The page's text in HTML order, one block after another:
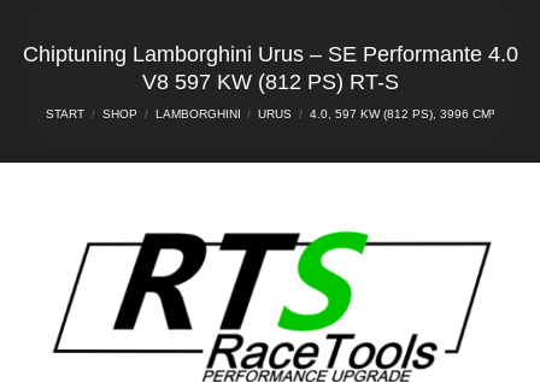
Chiptuning Lamborghini Urus – SE Performante 4.0
V8 597 KW (812 PS) RT-S
START / SHOP / LAMBORGHINI / URUS / 4.0, 597 KW (812 PS), 3996 CM³